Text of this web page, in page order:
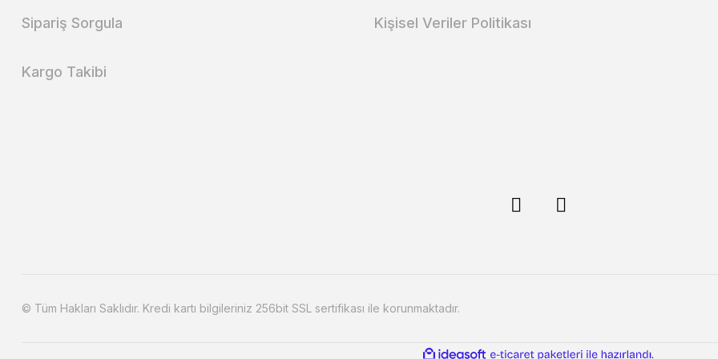
Sipariş Sorgula
Kargo Takibi
Kişisel Veriler Politikası
© Tüm Hakları Saklıdır. Kredi kartı bilgileriniz 256bit SSL sertifikası ile korunmaktadır.
ideasoft e-